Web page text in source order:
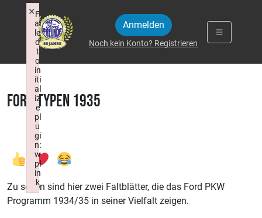
Zum Inhalt springen
Anmelden
Noch kein Konto? Registrieren
Ford Typen 1935
Zu sehen sind hier zwei Faltblätter, die das Ford PKW
Programm 1934/35 in seiner Vielfalt zeigen.
F
ai
le
d
t
o
in
iti
al
iz
e
pl
u
gi
n:
w
pl
in
k
×
Failed to initialize plugin: wplink
F
ai
le
d
t
o
in
iti
al
iz
e
pl
u
gi
n:
w
pl
in
k
×
Failed to initialize plugin: wplink